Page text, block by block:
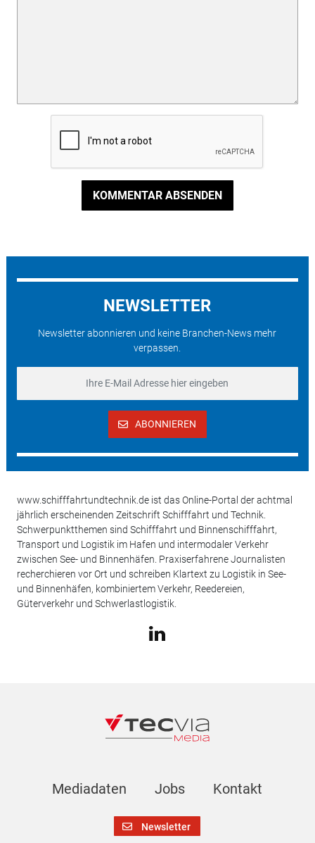
KOMMENTAR ABSENDEN
NEWSLETTER
Newsletter abonnieren und keine Branchen-News mehr
verpassen.
ABONNIEREN
www.schifffahrtundtechnik.de ist das Online-Portal der achtmal
jährlich erscheinenden Zeitschrift Schifffahrt und Technik.
Schwerpunktthemen sind Schifffahrt und Binnenschifffahrt,
Transport und Logistik im Hafen und intermodaler Verkehr
zwischen See- und Binnenhäfen. Praxiserfahrene Journalisten
recherchieren vor Ort und schreiben Klartext zu Logistik in See-
und Binnenhäfen, kombiniertem Verkehr, Reedereien,
Güterverkehr und Schwerlastlogistik.
Mediadaten Jobs Kontakt
Newsletter